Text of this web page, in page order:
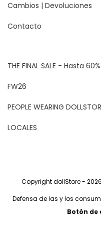
Cambios | Devoluciones
Contacto
THE FINAL SALE - Hasta
FW26
PEOPLE WEARING
LOCALES
Copyright dollStore -
Defensa de las y los
Botón